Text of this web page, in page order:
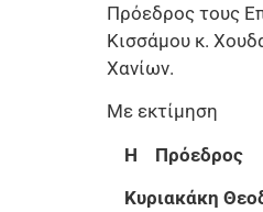
Πρόεδρος τους
Κισσάμου κ.
Χανίων.
Με εκτίμηση
Η